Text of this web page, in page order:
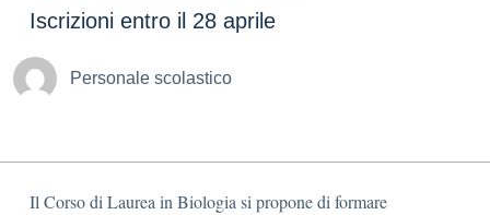
Iscrizioni entro il 28 aprile
Personale scolastico
Il Corso di Laurea in Biologia si propone di formare